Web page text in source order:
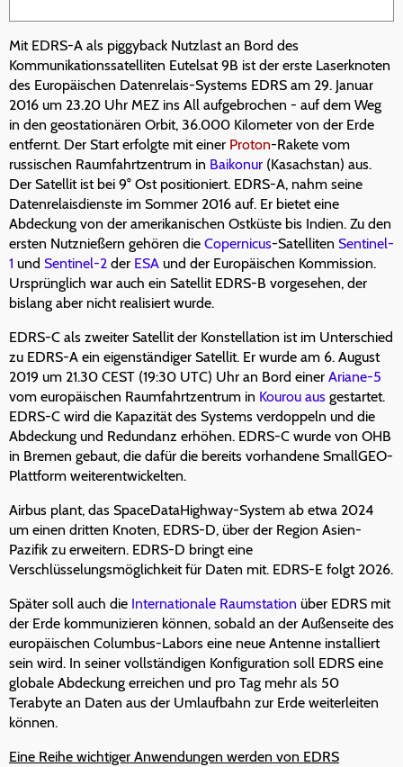
Mit EDRS-A als piggyback Nutzlast an Bord des
Kommunikationssatelliten Eutelsat 9B ist der erste Laserknoten
des Europäischen Datenrelais-Systems EDRS am 29. Januar
2016 um 23.20 Uhr MEZ ins All aufgebrochen - auf dem Weg
in den geostationären Orbit, 36.000 Kilometer von der Erde
entfernt. Der Start erfolgte mit einer Proton-Rakete vom
russischen Raumfahrtzentrum in Baikonur (Kasachstan) aus.
Der Satellit ist bei 9° Ost positioniert. EDRS-A, nahm seine
Datenrelaisdienste im Sommer 2016 auf. Er bietet eine
Abdeckung von der amerikanischen Ostküste bis Indien. Zu den
ersten Nutznießern gehören die Copernicus-Satelliten Sentinel-
1 und Sentinel-2 der ESA und der Europäischen Kommission.
Ursprünglich war auch ein Satellit EDRS-B vorgesehen, der
bislang aber nicht realisiert wurde.
EDRS-C als zweiter Satellit der Konstellation ist im Unterschied
zu EDRS-A ein eigenständiger Satellit. Er wurde am 6. August
2019 um 21.30 CEST (19:30 UTC) Uhr an Bord einer Ariane-5
vom europäischen Raumfahrtzentrum in Kourou aus gestartet.
EDRS-C wird die Kapazität des Systems verdoppeln und die
Abdeckung und Redundanz erhöhen. EDRS-C wurde von OHB
in Bremen gebaut, die dafür die bereits vorhandene SmallGEO-
Plattform weiterentwickelten.
Airbus plant, das SpaceDataHighway-System ab etwa 2024
um einen dritten Knoten, EDRS-D, über der Region Asien-
Pazifik zu erweitern. EDRS-D bringt eine
Verschlüsselungsmöglichkeit für Daten mit. EDRS-E folgt 2026.
Später soll auch die Internationale Raumstation über EDRS mit
der Erde kommunizieren können, sobald an der Außenseite des
europäischen Columbus-Labors eine neue Antenne installiert
sein wird. In seiner vollständigen Konfiguration soll EDRS eine
globale Abdeckung erreichen und pro Tag mehr als 50
Terabyte an Daten aus der Umlaufbahn zur Erde weiterleiten
können.
Eine Reihe wichtiger Anwendungen werden von EDRS